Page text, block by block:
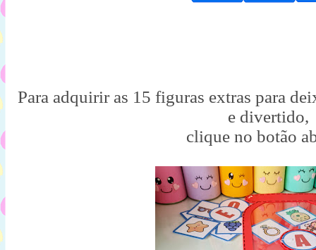
Para adquirir as 15 figuras extras para
e divertido,
clique no botão